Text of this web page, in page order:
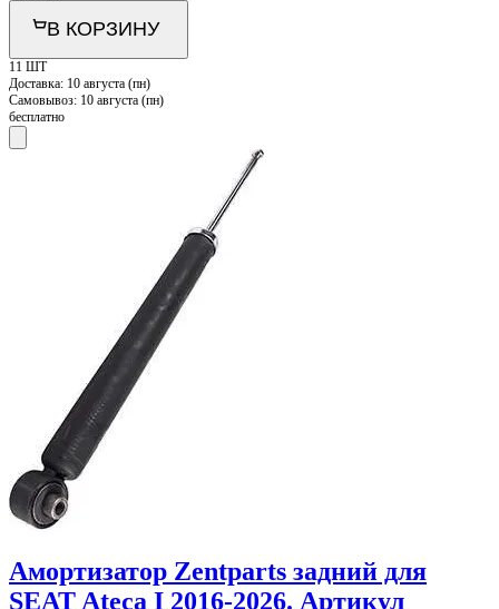
В КОРЗИНУ
11 ШТ
Доставка: 10 августа (пн)
Самовывоз: 10 августа (пн)
бесплатно
Амортизатор Zentparts задний для
SEAT Ateca I 2016-2026. Артикул